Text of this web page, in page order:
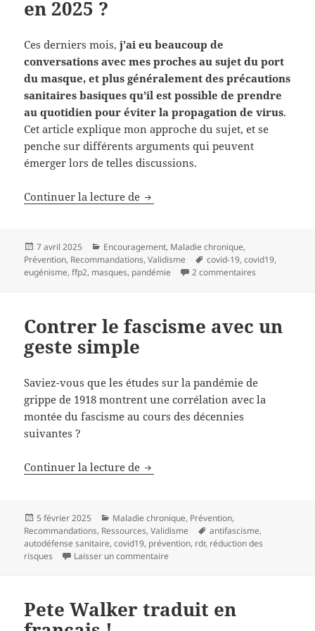
en 2025 ?
Ces derniers mois, j’ai eu beaucoup de
conversations avec mes proches au sujet du port
du masque, et plus généralement des précautions
sanitaires basiques qu’il est possible de prendre
au quotidien pour éviter la propagation de virus.
Cet article explique mon approche du sujet, et se
penche sur différents arguments qui peuvent
émerger lors de telles discussions.
Continuer la lecture de Pourquoi porter un masque en
Publié
le
7 avril 2025 Catégories
Encouragement, Maladie chronique,
Prévention, Recommandations,Validisme
Mots-
clés
covid-19,covid19,
eugénisme,ffp2, masques, pandémie 2 commentaires
Contrer le fascisme avec un
geste simple
Saviez-vous que les études sur la pandémie de
grippe de 1918 montrent une corrélation avec la
montée du fascisme au cours des décennies
suivantes ?
Continuer la lecture de Contrer le fascisme avec un geste
Publié
le
5 février 2025 Catégories
Maladie chronique, Prévention,
Recommandations, Ressources,Validisme
Mots-
clés
antifascisme,
autodéfense sanitaire,covid19, prévention, rdr, réduction des
risques
Laisser un commentaire
Pete Walker traduit en